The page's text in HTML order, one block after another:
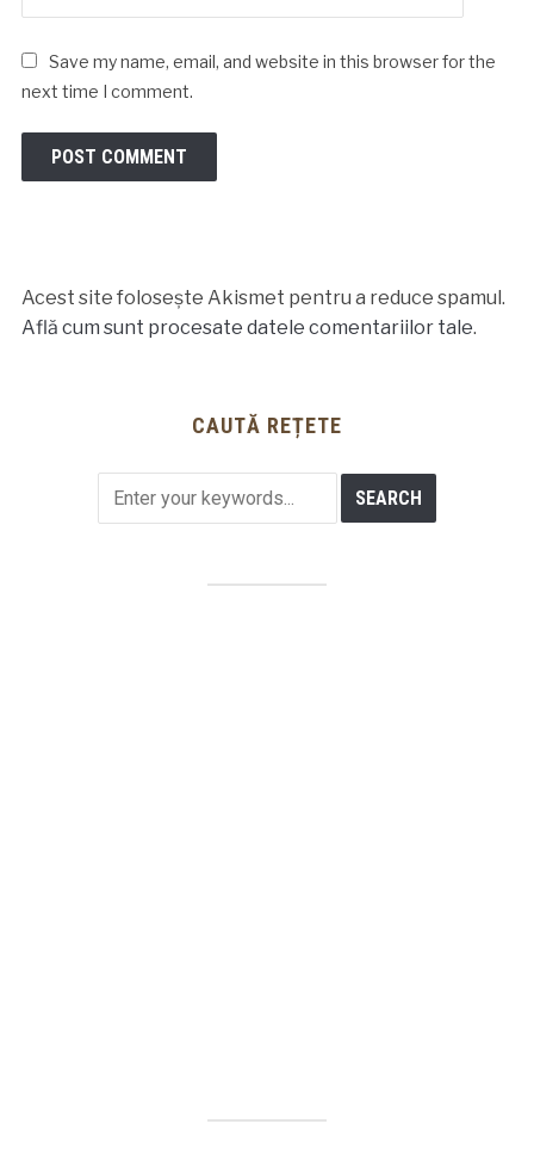
Save my name, email, and website in this browser for the
next time I comment.
Acest site folosește Akismet pentru a reduce spamul.
Află cum sunt procesate datele comentariilor tale.
CAUTĂ REȚETE